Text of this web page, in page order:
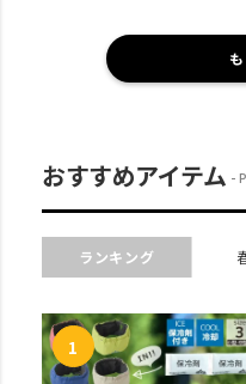
おすすめアイテム
ランキング